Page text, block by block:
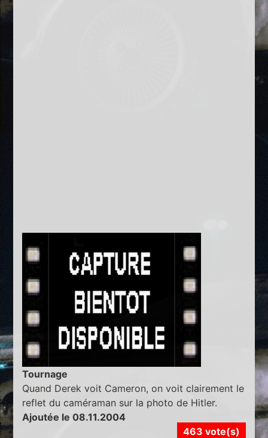
Tournage
Quand Derek voit Cameron, on voit clairement le
reflet du caméraman sur la photo de Hitler.
Ajoutée le 08.11.2004
463 vote(s)